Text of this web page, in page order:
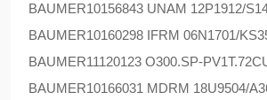
BAUMER10156843 UNAM 12P1912/
BAUMER10160298 IFRM 06N1701/
BAUMER11120123 O300.SP-
BAUMER10166031 MDRM 18U9504/